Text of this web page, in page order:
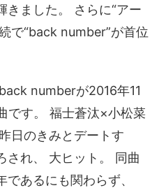
きました。 さらに“アー
で“back number”が首位
numberが2016年11
です。 福士蒼汰×小松菜
日のきみとデートす
され、 大ヒット。 同曲
あるにも関わらず、